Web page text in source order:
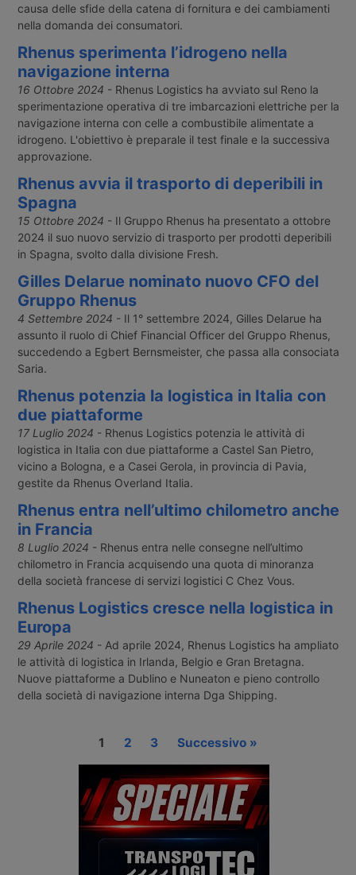
causa delle sfide della catena di fornitura e dei cambiamenti
nella domanda dei consumatori.
Rhenus sperimenta l’idrogeno nella
navigazione interna
16 Ottobre 2024 - Rhenus Logistics ha avviato sul Reno la
sperimentazione operativa di tre imbarcazioni elettriche per la
navigazione interna con celle a combustibile alimentate a
idrogeno. L'obiettivo è preparale il test finale e la successiva
approvazione.
Rhenus avvia il trasporto di deperibili in
Spagna
15 Ottobre 2024 - Il Gruppo Rhenus ha presentato a ottobre
2024 il suo nuovo servizio di trasporto per prodotti deperibili
in Spagna, svolto dalla divisione Fresh.
Gilles Delarue nominato nuovo CFO del
Gruppo Rhenus
4 Settembre 2024 - Il 1° settembre 2024, Gilles Delarue ha
assunto il ruolo di Chief Financial Officer del Gruppo Rhenus,
succedendo a Egbert Bernsmeister, che passa alla consociata
Saria.
Rhenus potenzia la logistica in Italia con
due piattaforme
17 Luglio 2024 - Rhenus Logistics potenzia le attività di
logistica in Italia con due piattaforme a Castel San Pietro,
vicino a Bologna, e a Casei Gerola, in provincia di Pavia,
gestite da Rhenus Overland Italia.
Rhenus entra nell’ultimo chilometro anche
in Francia
8 Luglio 2024 - Rhenus entra nelle consegne nell’ultimo
chilometro in Francia acquisendo una quota di minoranza
della società francese di servizi logistici C Chez Vous.
Rhenus Logistics cresce nella logistica in
Europa
29 Aprile 2024 - Ad aprile 2024, Rhenus Logistics ha ampliato
le attività di logistica in Irlanda, Belgio e Gran Bretagna.
Nuove piattaforme a Dublino e Nuneaton e pieno controllo
della società di navigazione interna Dga Shipping.
1 2 3 Successivo »